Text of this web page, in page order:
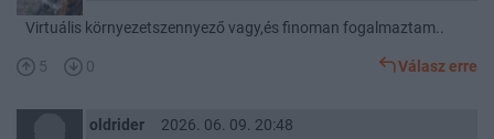
Virtuális környezetszennyező vagy,és finoman fogalmaztam..
5 0 Válasz erre
oldrider
2026. 06. 09. 20:48